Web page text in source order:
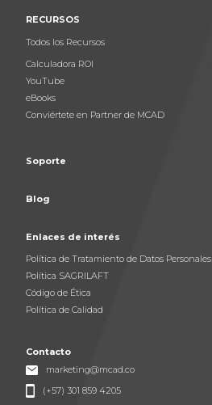
RECURSOS
Todos los Recursos
Calculadora ROI
YouTube
eBooks
Conviértete en Partner de MCAD
Soporte
Blog
Enlaces de interés
Política de Tratamiento de Datos Personales
Política SAGRILAFT
Código de Ética
Política de Calidad
Contacto
marketing@mcad.co
(+57) 301 859 4205